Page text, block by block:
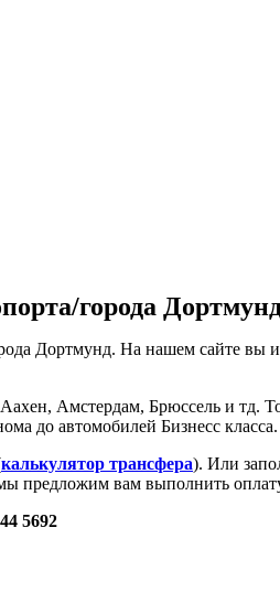
города
Дортмунд. На нашем сайте
Амстердам, Брюссель и тд.
до автомобилей Бизнесс класса.
калькулятор трансфера). Или
предложим вам выполнить
5692